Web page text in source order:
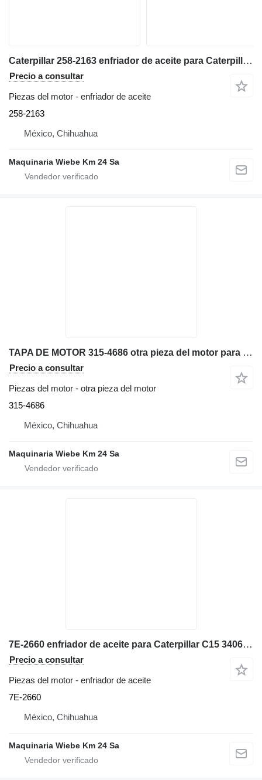
Caterpillar 258-2163 enfriador de aceite para Caterpillar 13826 excavadora
Precio a consultar
Piezas del motor - enfriador de aceite
258-2163
México, Chihuahua
Maquinaria Wiebe Km 24 Sa
TAPA DE MOTOR 315-4686 otra pieza del motor para Caterpillar 3044C excavadora
Precio a consultar
Piezas del motor - otra pieza del motor
315-4686
México, Chihuahua
Maquinaria Wiebe Km 24 Sa
7E-2660 enfriador de aceite para Caterpillar C15 3406 excavadora
Precio a consultar
Piezas del motor - enfriador de aceite
7E-2660
México, Chihuahua
Maquinaria Wiebe Km 24 Sa